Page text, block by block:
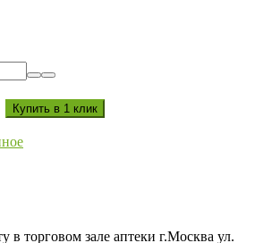
в торговом зале аптеки г.Москва ул.